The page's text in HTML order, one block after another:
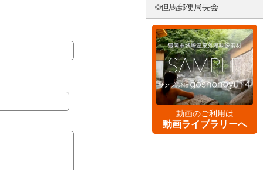
©但馬郵便局長会
動画のご利用は
動画ライブラリーへ